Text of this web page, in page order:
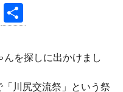
Pi
nt 有
を探しに出かけまし
川尻交流祭」という祭